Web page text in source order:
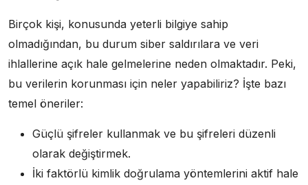
Birçok kişi, konusunda yeterli bilgiye sahip
olmadığından, bu durum siber saldırılara ve veri
ihlallerine açık hale gelmelerine neden olmaktadır. Peki,
bu verilerin korunması için neler yapabiliriz? İşte bazı
temel öneriler:
Güçlü şifreler kullanmak ve bu şifreleri düzenli
olarak değiştirmek.
İki faktörlü kimlik doğrulama yöntemlerini aktif hale